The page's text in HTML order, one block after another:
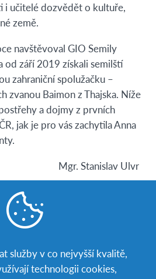
i učitelé dozvědět o kultuře,
země.
navštěvoval GIO Semily
od září 2019 získali semilští
zahraniční spolužačku –
zvanou Baimonz Thajska. Níže
a dojmy z prvních
jak je pro vás zachytila Anna
Mgr. Stanislav Ulvr
představit?
Phundech a má přezdívka je
pocházím z Thajska, přesněji z
Tento školní rok trávím na
v Semilech díky organizaci
služby v co nejvyšší kvalitě,
technologii cookies,